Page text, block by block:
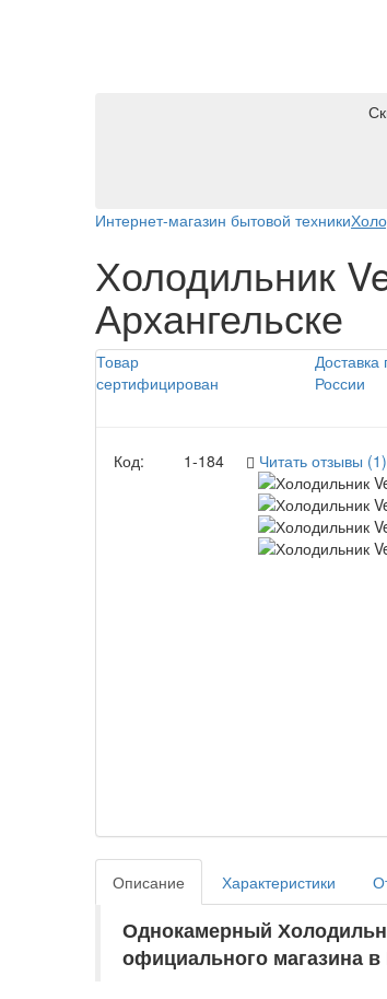
Интернет-магазин бытовой техники
Холодильник
Архангельске
Товар
сертифицирован
Доставка
России
Код: 1-184 Читать отзывы (1)
Описание Характеристики
Однокамерный
официального магазина